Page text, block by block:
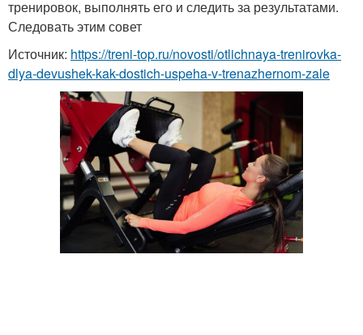
тренировок, выполнять его и следить за результатами.
Следовать этим совет
Источник: https://treni-top.ru/novosti/otlichnaya-trenirovka-
dlya-devushek-kak-dostich-uspeha-v-trenazhernom-zale